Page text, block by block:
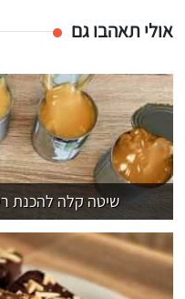
אולי תאהבו גם
שיטה קלה להכנת